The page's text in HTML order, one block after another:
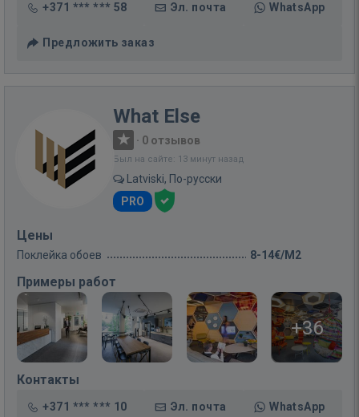
+371 *** *** 58 Эл. почта WhatsApp
Предложить заказ
What Else
· 0 отзывов
Был на сайте: 13 минут назад
Latviski, По-русски
PRO
Цены
Поклейка обоев 8-14€/M2
Примеры работ
+36
Контакты
+371 *** *** 10 Эл. почта WhatsApp